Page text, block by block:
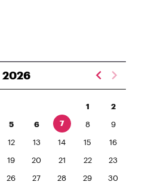
2026
1 2
5 6 7 8 9
12 13 14 15 16
19 20 21 22 23
26 27 28 29 30